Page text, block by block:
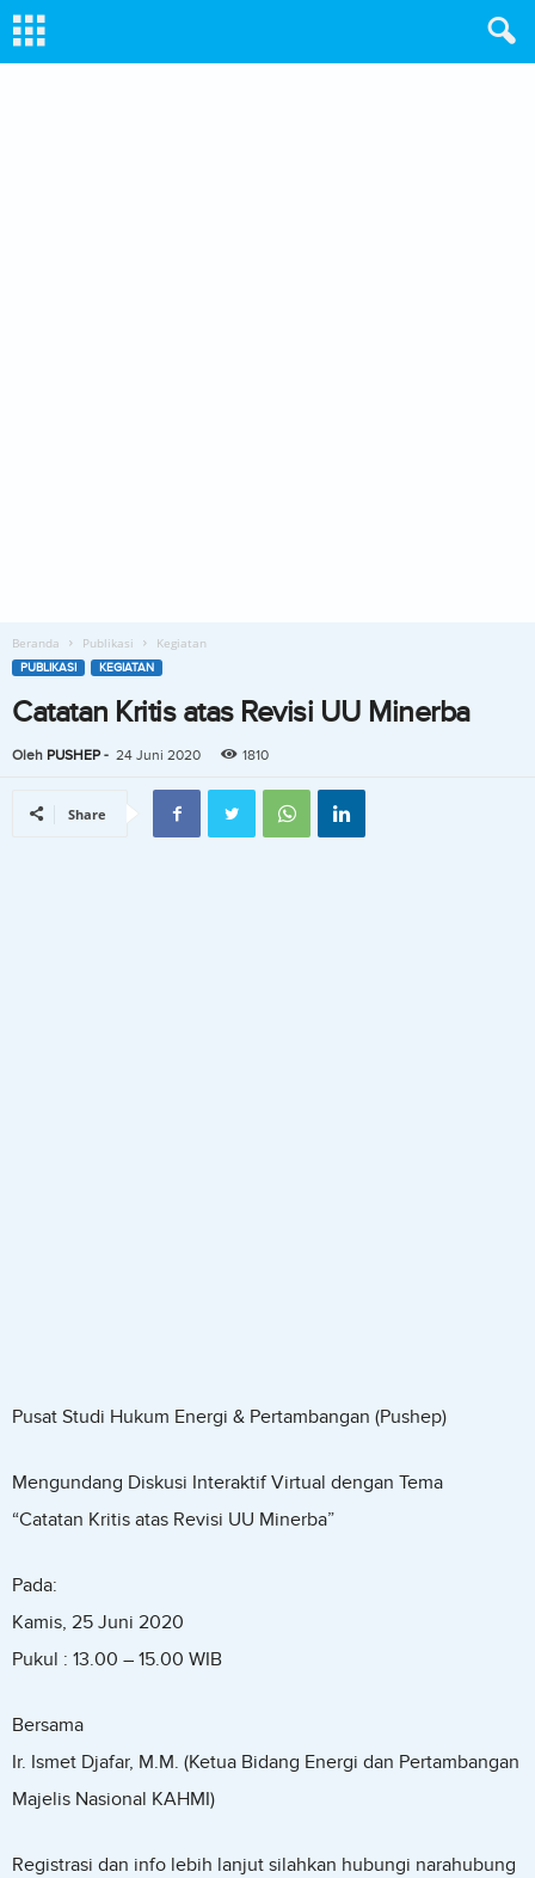
Beranda Publikasi Kegiatan
PUBLIKASI KEGIATAN
Catatan Kritis atas Revisi UU Minerba
Oleh PUSHEP - 24 Juni 2020 1810
Share
Pusat Studi Hukum Energi & Pertambangan (Pushep)
Mengundang Diskusi Interaktif Virtual dengan Tema
“Catatan Kritis atas Revisi UU Minerba”
Pada:
Kamis, 25 Juni 2020
Pukul : 13.00 – 15.00 WIB
Bersama
Ir. Ismet Djafar, M.M. (Ketua Bidang Energi dan Pertambangan
Majelis Nasional KAHMI)
Registrasi dan info lebih lanjut silahkan hubungi narahubung